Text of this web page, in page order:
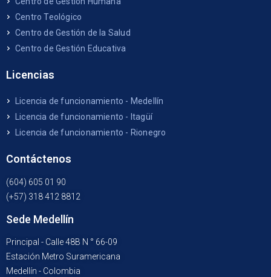
Centro Teológico
Centro de Gestión de la Salud
Centro de Gestión Educativa
Licencias
Licencia de funcionamiento - Medellín
Licencia de funcionamiento - Itagüí
Licencia de funcionamiento - Rionegro
Contáctenos
(604) 605 01 90
(+57) 318 412 8812
Sede Medellín
Principal - Calle 48B N ° 66-09
Estación Metro Suramericana
Medellín - Colombia